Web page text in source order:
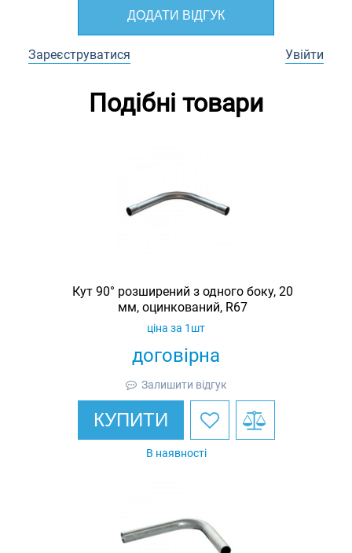
ДОДАТИ ВІДГУК
Зареєструватися Увійти
Подібні товари
Кут 90° розширений з одного боку, 20
мм, оцинкований, R67
договірна
ціна за 1шт
Залишити відгук
КУПИТИ
В наявності